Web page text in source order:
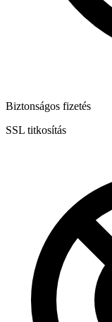
Biztonságos fizetés
SSL titkosítás